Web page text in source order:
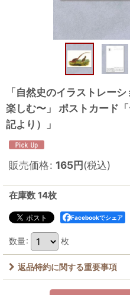
「自然史のイラストレー
楽しむ〜」 ポストカード
記より）」
販売価格: 165円(税込)
在庫数 14枚
Facebookでシェア
数量: 枚
返品特約に関する重要事項